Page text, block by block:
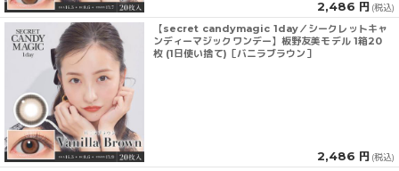
2,486 円 (税込)
【secret candymagic 1day／シークレットキャ
ンディーマジックワンデー】板野友美モデル 1箱20
枚 (1日使い捨て)［バニラブラウン］
2,486 円 (税込)